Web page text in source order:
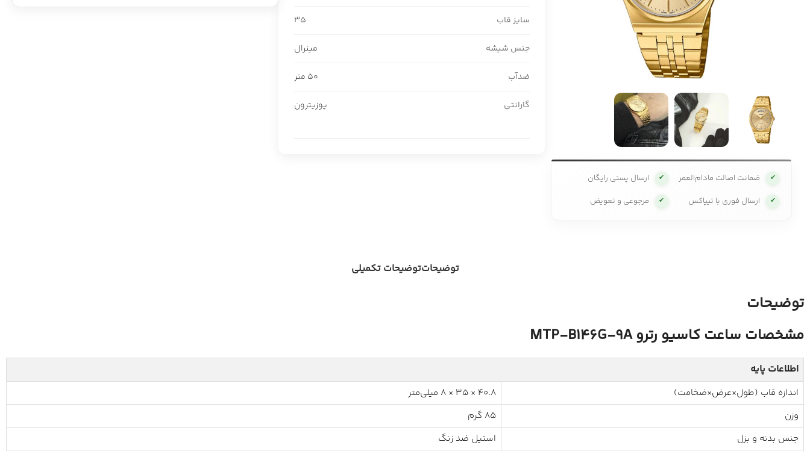
✔ ضمانت اصالت مادام‌العمر ✔ ارسال پستی رایگان
✔ ارسال فوری با تیپاکس ✔ مرجوعی و تعویض
سایز قاب 35
جنس شیشه مینرال
ضدآب 50 متر
گارانتی پوزیترون
توضیحاتتوضیحات تکمیلی
توضیحات
مشخصات ساعت کاسیو رترو MTP-B146G-9A
اطلاعات پایه
اندازه قاب (طول×عرض×ضخامت)
40.8 × 35 × 8 میلی‌متر
وزن
85 گرم
جنس بدنه و بزل
استیل ضد زنگ